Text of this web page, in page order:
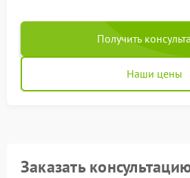
Получить
Наши цены
Заказать